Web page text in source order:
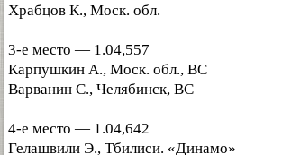
Храбцов К., Моск. обл.
3-е место — 1.04,557
Карпушкин А., Моск. обл., ВС
Варванин С., Челябинск, ВС
4-е место — 1.04,642
Гелашвили Э., Тбилиси. «Динамо»